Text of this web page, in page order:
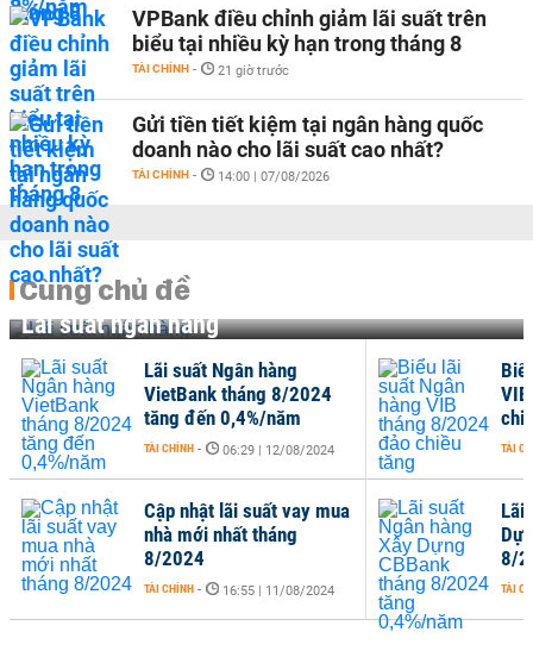
VPBank điều chỉnh giảm lãi suất trên
biểu tại nhiều kỳ hạn trong tháng 8
TÀI CHÍNH - 21 giờ trước
Gửi tiền tiết kiệm tại ngân hàng quốc
doanh nào cho lãi suất cao nhất?
TÀI CHÍNH - 14:00 | 07/08/2026
Cùng chủ đề
Lãi suất ngân hàng
Lãi
8/
TÀI
Lãi suất Ngân hàng
VietBank tháng 8/2024
tăng đến 0,4%/năm
TÀI CHÍNH - 06:29 | 12/08/2024
Cập nhật lãi suất vay mua
nhà mới nhất tháng
8/2024
TÀI CHÍNH - 16:55 | 11/08/2024
TÀI